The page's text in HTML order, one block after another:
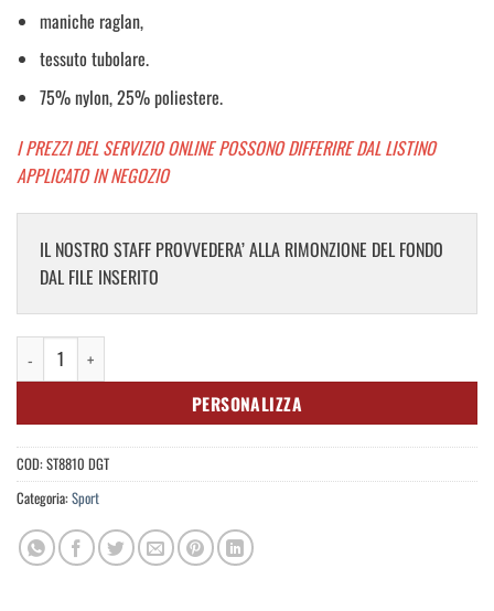
maniche raglan,
tessuto tubolare.
75% nylon, 25% poliestere.
I PREZZI DEL SERVIZIO ONLINE POSSONO DIFFERIRE DAL LISTINO
APPLICATO IN NEGOZIO
IL NOSTRO STAFF PROVVEDERA’ ALLA RIMONZIONE DEL FONDO
DAL FILE INSERITO
Active Seamless Raglan Flow DGT quantità
PERSONALIZZA
COD: ST8810 DGT
Categoria: Sport